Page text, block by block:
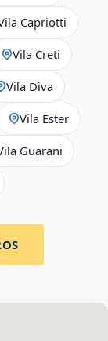
Capriotti
Vila Creti
Vila Diva
Vila Ester
Guarani